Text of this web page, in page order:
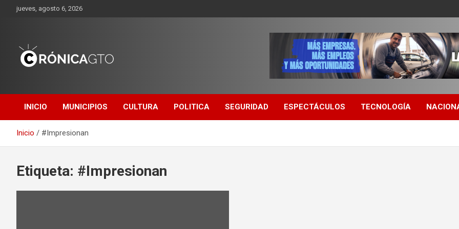
Saltarjueves, agosto 6, 2026
GUANAJUATO
INICIO MUNICIPIOS CULTURA POLITICA SEGURIDAD ESPECTÁCULOS TECNOLOGÍA
Inicio #Impresionan
Etiqueta: #Impresionan